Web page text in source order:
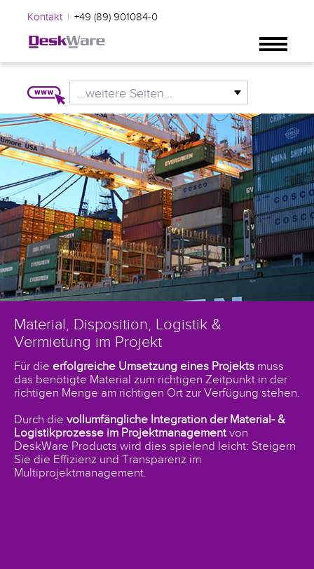
Kontakt | +49 (89) 901084-0
...weitere Seiten...
Material, Disposition, Logistik &
Vermietung im Projekt
Für die erfolgreiche Umsetzung eines Projekts muss
das benötigte Material zum richtigen Zeitpunkt in der
richtigen Menge am richtigen Ort zur Verfügung stehen.
Durch die vollumfängliche Integration der Material- &
Logistikprozesse im Projektmanagement von
DeskWare Products wird dies spielend leicht: Steigern
Sie die Effizienz und Transparenz im
Multiprojektmanagement.